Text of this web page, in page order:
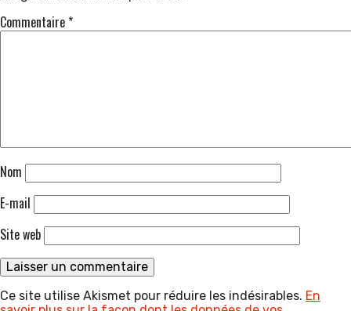
Commentaire*
Nom
E-mail
Site web
Ce site utilise Akismet pour réduire les indésirables. En